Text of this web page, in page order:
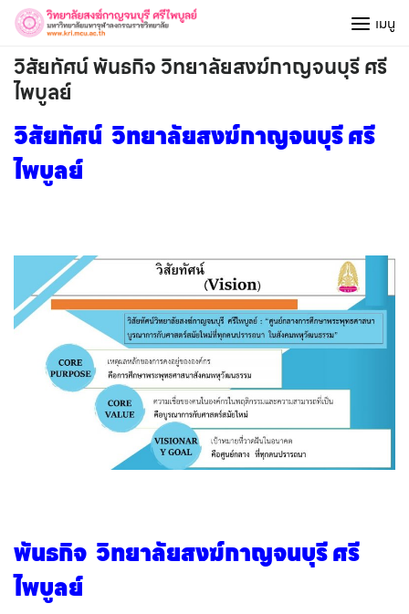
Skip
content
เมนู
วิสัยทัศน์ พันธกิจ วิทยาลัยสงฆ์กาญจนบุรี ศรี
ไพบูลย์
วิสัยทัศน์ วิทยาลัยสงฆ์กาญจนบุรี ศรี
ไพบูลย์
พันธกิจ วิทยาลัยสงฆ์กาญจนบุรี ศรี
ไพบูลย์